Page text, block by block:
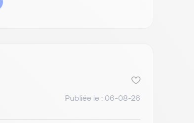
Publiée le : 06-08-26